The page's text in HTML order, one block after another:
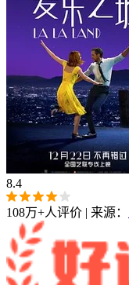
8.4
108万+人评价 | 来源：